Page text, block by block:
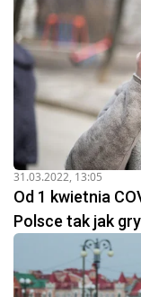
31.03.2022, 13:05
Od 1 kwietnia
Polsce tak jak